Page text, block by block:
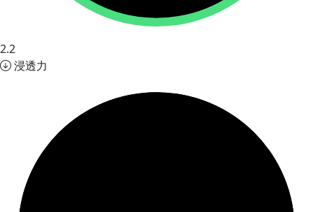
2.2
浸透力